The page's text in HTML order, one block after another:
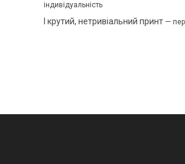
індивідуальність
І крутий, нетривіальний принт —